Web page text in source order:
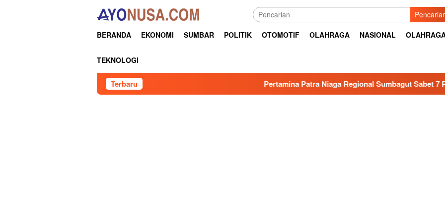
BERANDA EKONOMI SUMBAR POLITIK OTOMOTIF OLAHRAGA NASIONAL
TEKNOLOGI
Terbaru Pertamina Patra Niaga Regional Sumbagut Sabet 7 Penghargaan ISRA